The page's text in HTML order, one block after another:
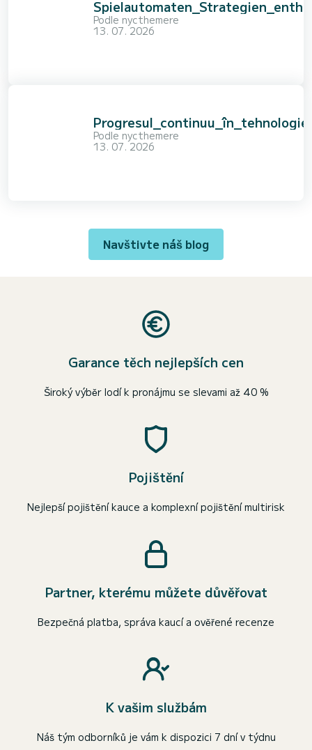
Podle nycthemere
13. 07. 2026
Podle nycthemere
13. 07. 2026
Navštivte náš blog
Garance těch nejlepších cen
Široký výběr lodí k pronájmu se slevami až 40 %
Pojištění
Nejlepší pojištění kauce a komplexní pojištění multirisk
Partner, kterému můžete důvěřovat
Bezpečná platba, správa kaucí a ověřené recenze
K vašim službám
Náš tým odborníků je vám k dispozici 7 dní v týdnu